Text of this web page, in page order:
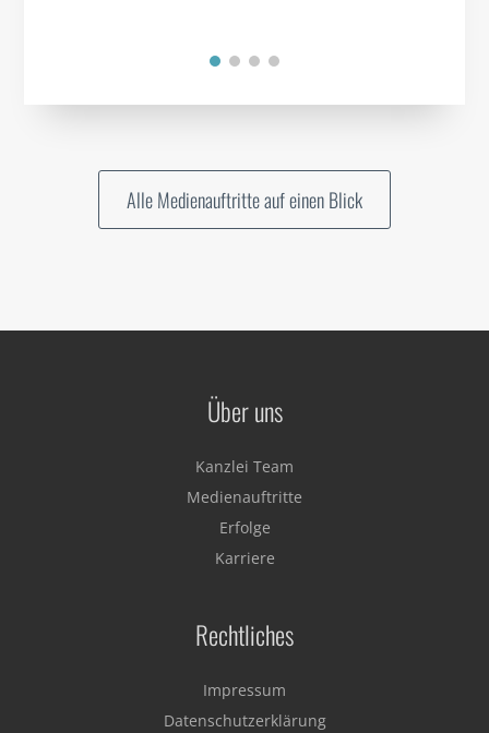
Alle Medienauftritte auf einen Blick
Über uns
Kanzlei Team
Medienauftritte
Erfolge
Karriere
Rechtliches
Impressum
Datenschutzerklärung